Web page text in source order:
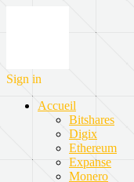
Sign in
Accueil
Bitshares
Digix
Ethereum
Expanse
Monero